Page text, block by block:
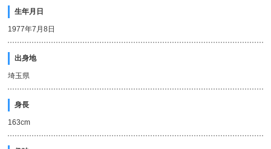
生年月日
1977年7月8日
出身地
埼玉県
身長
163cm